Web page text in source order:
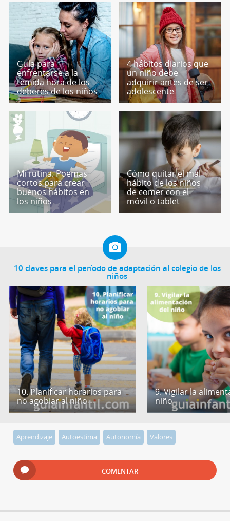
Guía para
enfrentarse a la
temida hora de los
deberes de los niños
4 hábitos diarios que
un niño debe
adquirir antes de ser
adolescente
Mi rutina. Poemas
cortos para crear
buenos hábitos en
los niños
Cómo quitar el mal
hábito de los niños
de comer con el
móvil o tablet
10 claves para el período de adaptación al colegio de los
niños
10. Planificar horarios para
no agobiar al niño
9. Vigilar la
niño
Aprendizaje Autoestima Autonomía Valores
COMENTAR